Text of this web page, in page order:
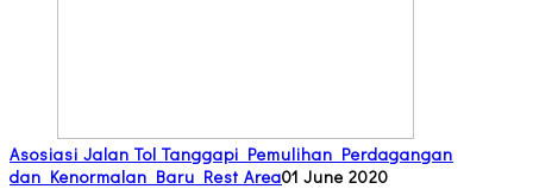
Asosiasi Jalan Tol Tanggapi Pemulihan Perdagangan
dan Kenormalan Baru Rest Area01 June 2020